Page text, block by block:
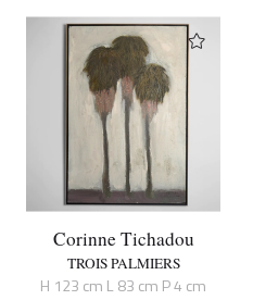
Corinne Tichadou
TROIS PALMIERS
H 123 cm L 83 cm P 4 cm